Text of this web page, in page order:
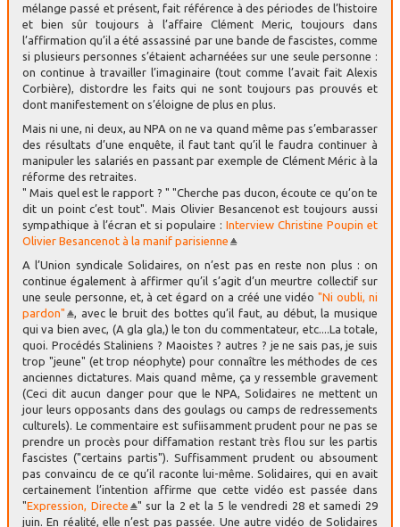
mélange passé et présent, fait référence à des périodes de l’histoire
et bien sûr toujours à l’affaire Clément Meric, toujours dans
l’affirmation qu’il a été assassiné par une bande de fascistes, comme
si plusieurs personnes s’étaient acharnéées sur une seule personne :
on continue à travailler l’imaginaire (tout comme l’avait fait Alexis
Corbière), distordre les faits qui ne sont toujours pas prouvés et
dont manifestement on s’éloigne de plus en plus.
Mais ni une, ni deux, au NPA on ne va quand même pas s’embarasser
des résultats d’une enquête, il faut tant qu’il le faudra continuer à
manipuler les salariés en passant par exemple de Clément Méric à la
réforme des retraites.
" Mais quel est le rapport ? " "Cherche pas ducon, écoute ce qu’on te
dit un point c’est tout". Mais Olivier Besancenot est toujours aussi
sympathique à l’écran et si populaire : Interview Christine Poupin et
Olivier Besancenot à la manif parisienne
A l’Union syndicale Solidaires, on n’est pas en reste non plus : on
continue également à affirmer qu’il s’agit d’un meurtre collectif sur
une seule personne, et, à cet égard on a créé une vidéo"Ni oubli, ni
pardon"
, avec le bruit des bottes qu’il faut, au début, la musique
qui va bien avec, (A gla gla,) le ton du commentateur, etc....La totale,
quoi. Procédés Staliniens ? Maoistes ? autres ? je ne sais pas, je suis
trop "jeune" (et trop néophyte) pour connaître les méthodes de ces
anciennes dictatures. Mais quand même, ça y ressemble gravement
(Ceci dit aucun danger pour que le NPA, Solidaires ne mettent un
jour leurs opposants dans des goulags ou camps de redressements
culturels). Le commentaire est sufiisamment prudent pour ne pas se
prendre un procès pour diffamation restant très flou sur les partis
fascistes ("certains partis"). Suffisamment prudent ou absoument
pas convaincu de ce qu’il raconte lui-même. Solidaires, qui en avait
certainement l’intention affirme que cette vidéo est passée dans
"Expression, Directe
" sur la 2 et la 5 le vendredi 28 et samedi 29
juin. En réalité, elle n’est pas passée. Une autre vidéo de Solidaires